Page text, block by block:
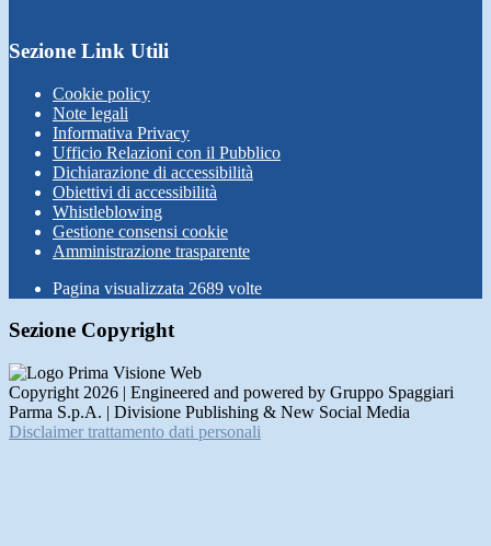
Sezione Link Utili
Cookie policy
Note legali
Informativa Privacy
Ufficio Relazioni con il Pubblico
Dichiarazione di accessibilità
Obiettivi di accessibilità
Whistleblowing
Gestione consensi cookie
Amministrazione trasparente
Pagina visualizzata 2689 volte
Sezione Copyright
Copyright 2026 | Engineered and powered by Gruppo Spaggiari
Parma S.p.A. | Divisione Publishing & New Social Media
Disclaimer trattamento dati personali